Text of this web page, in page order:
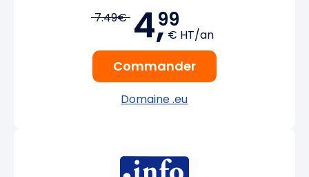
7.49€ 4,99
€ HT/an
Commander
Domaine .eu